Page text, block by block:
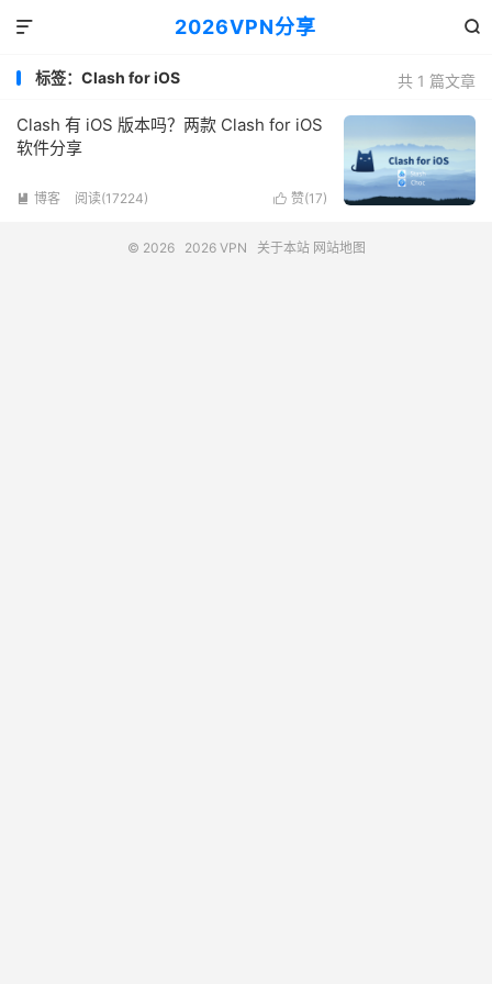
2026VPN分享 

共 1 篇文章
标签：Clash for iOS
Clash 有 iOS 版本吗？两款 Clash for iOS
软件分享
 赞(17)
 博客 阅读(17224)
© 2026 2026 VPN 关于本站 网站地图